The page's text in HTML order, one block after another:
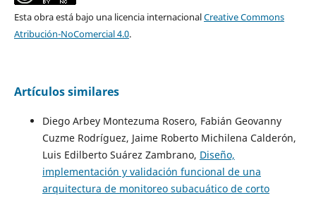
Esta obra está bajo una licencia internacionalCreative Commons
Atribución-NoComercial 4.0.
Artículos similares
Diego Arbey Montezuma Rosero, Fabián Geovanny
Cuzme Rodríguez, Jaime Roberto Michilena Calderón,
Luis Edilberto Suárez Zambrano, Diseño,
implementación y validación funcional de una
arquitectura de monitoreo subacuático de corto